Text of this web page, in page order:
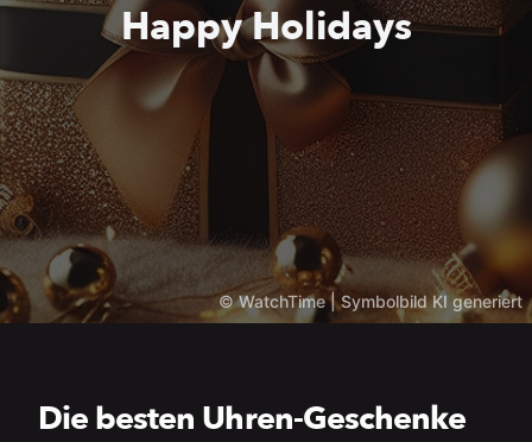
Happy Holidays
©WatchTime | Symbolbild KI generiert
Die besten Uhren-Geschenke